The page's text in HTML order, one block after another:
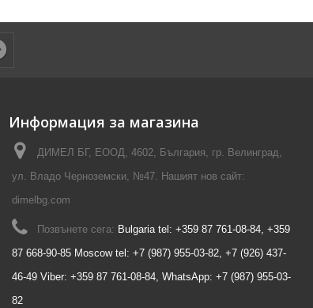
Информация за магазина
ДИМЕЛ БГ, ЕООД, 4602, България, гр. Велинград,
ул. Владо Черноземски, №47. Нашият нов сайт:
dimelbg.com
Позвънете сега: Bulgaria tel: +359 87 761-08-84, +359
87 668-90-85 Moscow tel: +7 (987) 955-03-82, +7 (926) 437-
46-49 Viber: +359 87 761-08-84, WhatsApp: +7 (987) 955-03-
82